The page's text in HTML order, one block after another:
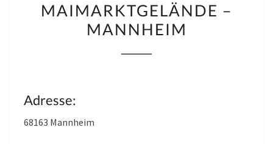
–
MANNHEIM
MAIMARKTGELÄNDE –
MANNHEIM
Adresse:
68163 Mannheim